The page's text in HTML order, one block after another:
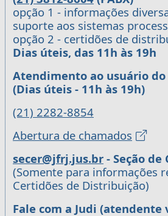
opção 1 - informações
suporte aos sistemas
opção 2 - certidões de
Dias úteis, das 11h às 19h
Atendimento ao usuário do
(Dias úteis - 11h às 19h)
(21) 2282-8854
Abertura de chamados
secer@jfrj.jus.br - Seção de
(Somente para informações
Certidões de Distribuição)
Fale com a Judi